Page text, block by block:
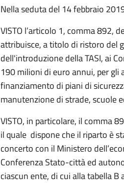
Nella seduta del 14 febbraio
VISTO l’articolo 1, comma 892,
attribuisce, a titolo di ristoro del
dell'introduzione della TASI, ai
190 milioni di euro annui, per gli
finanziamento di piani di
manutenzione di strade, scuole
VISTO, in particolare, il comma
il quale dispone che il riparto è
concerto con il Ministero
Conferenza Stato-città ed
ciascun ente, di cui alla tabella